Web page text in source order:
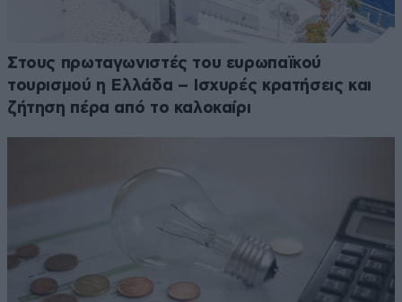
Στους πρωταγωνιστές του ευρωπαϊκού
τουρισμού η Ελλάδα – Ισχυρές κρατήσεις και
ζήτηση πέρα από το καλοκαίρι